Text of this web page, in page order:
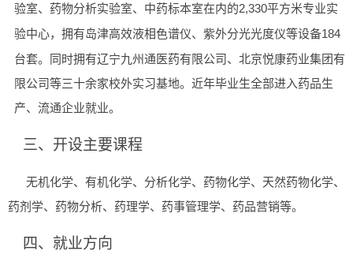
验室、药物分析实验室、中药标本室在内的2,330平方米专业实
验中心，拥有岛津高效液相色谱仪、紫外分光光度仪等设备184
台套。
同时拥有辽宁九州通医药有限公司、北京悦康药业集团有
限公司等三十余家校外实习基地。 近年毕业生全部进入药品生
产、流通企业就业。
三、开设主要课程
无机化学、有机化学、分析化学、药物化学、天然药物化学、
药剂学、药物分析、药理学、药事管理学、药品营销等。
四、就业方向